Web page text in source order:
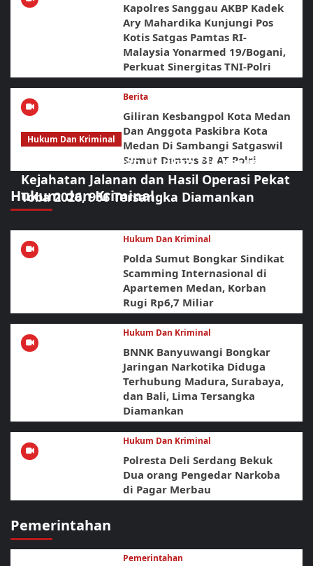
Kapolres Sanggau AKBP Kadek
Ary Mahardika Kunjungi Pos
Kotis Satgas Pamtas RI-
Malaysia Yonarmed 19/Bogani,
Perkuat Sinergitas TNI-Polri
Berita
Giliran Kesbangpol Kota Medan
Dan Anggota Paskibra Kota
Medan Di Sambangi Satgaswil
Sumut Densus 88 AT Polri
Hukum dan Kriminal
Hukum Dan Kriminal
Polrestabes Medan Ungkap 716 Kasus
Kejahatan Jalanan dan Hasil Operasi Pekat
Toba 2026, 906 Tersangka Diamankan
Hukum Dan Kriminal
Polda Sumut Bongkar Sindikat
Scamming Internasional di
Apartemen Medan, Korban
Rugi Rp6,7 Miliar
Hukum Dan Kriminal
BNNK Banyuwangi Bongkar
Jaringan Narkotika Diduga
Terhubung Madura, Surabaya,
dan Bali, Lima Tersangka
Diamankan
Hukum Dan Kriminal
Polresta Deli Serdang Bekuk
Dua orang Pengedar Narkoba
di Pagar Merbau
Pemerintahan
Pemerintahan